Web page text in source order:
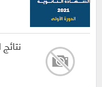
نتائج